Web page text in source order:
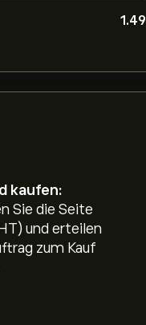
1.49
kaufen:
Sie die Seite
und erteilen
zum Kauf